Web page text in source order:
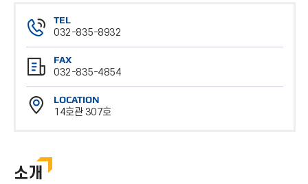
TEL
032-835-8932
전
화
번
호
FAX
032-835-4854
팩
스
번
LOCATION
14호관 307호
소개